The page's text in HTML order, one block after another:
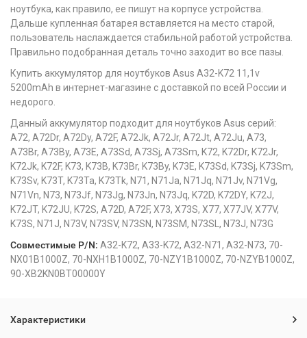
ноутбука, как правило, ее пишут на корпусе устройства.
Дальше купленная батарея вставляется на место старой,
пользователь наслаждается стабильной работой устройства.
Правильно подобранная деталь точно заходит во все пазы.
Купить аккумулятор для ноутбуков Asus A32-K72 11,1v
5200mAh в интернет-магазине с доставкой по всей России и
недорого.
Данный аккумулятор подходит для ноутбуков Asus серий:
A72, A72Dr, A72Dy, A72F, A72Jk, A72Jr, A72Jt, A72Ju, A73,
A73Br, A73By, A73E, A73Sd, A73Sj, A73Sm, K72, K72Dr, K72Jr,
K72Jk, K72F, K73, K73B, K73Br, K73By, K73E, K73Sd, K73Sj, K73Sm,
K73Sv, K73T, K73Ta, K73Tk, N71, N71Ja, N71Jq, N71Jv, N71Vg,
N71Vn, N73, N73Jf, N73Jg, N73Jn, N73Jq, K72D, K72DY, K72J,
K72JT, K72JU, K72S, A72D, A72F, X73, X73S, X77, X77JV, X77V,
K73S, N71J, N73V, N73SV, N73SN, N73SM, N73SL, N73J, N73G
Совместимые P/N: A32-K72, A33-K72, A32-N71, A32-N73, 70-
NX01B1000Z, 70-NXH1B1000Z, 70-NZY1B1000Z, 70-NZYB1000Z,
90-XB2KN0BT00000Y
Характеристики